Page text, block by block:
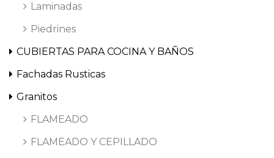
Laminadas
Piedrines
CUBIERTAS PARA COCINA Y BAÑOS
Fachadas Rusticas
Granitos
FLAMEADO
FLAMEADO Y CEPILLADO